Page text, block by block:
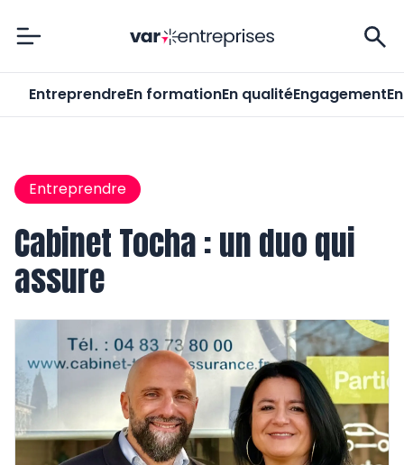
Var-Entreprises
EntreprendreEn formationEn qualitéEngagement
Entreprendre
Cabinet Tocha : un duo qui
assure